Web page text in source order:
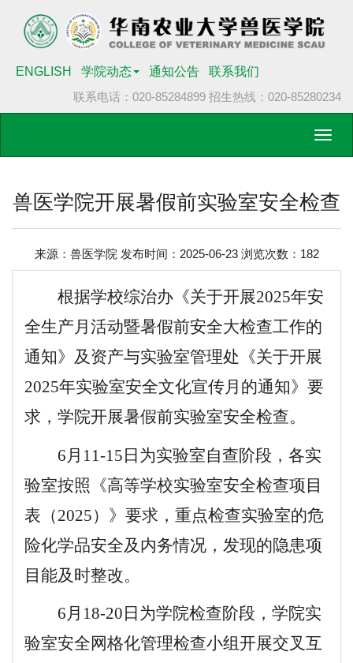
ENGLISH 学院动态 通知公告
联系我们
联系电话：020-85284899 招生热线：020-85280234
兽医学院开展暑假前实验室安全检查
来源：兽医学院 发布时间：2025-06-23 浏览次数： 182
根据学校综治办 《关于开展2025年安
全生产月活动暨暑假前安全大检查工作的
通知》 及资产与实验室管理处《关于开展
2025年实验室安全文化宣传月的通知》要
求，学院开展暑假前实验室安全检查。
6 月11-15日为实验室自查阶段，各实
验室按照《高等学校实验室安全检查项目
表（2025）》要求，重点检查实验室的危
险化学品安全及内务情况，发现的隐患项
目能及时整改。
6月18-20日为学院检查阶段，学院实
验室安全网格化管理检查小组开展交叉互